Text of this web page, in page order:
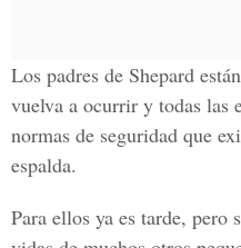
Los padres de Shepard
vuelva a ocurrir y todas las
normas de seguridad que
espalda.
Para ellos ya es tarde, pero